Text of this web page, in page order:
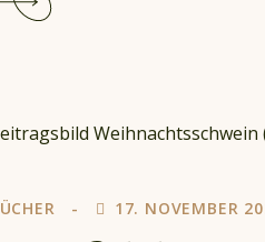
und
der
Weisen:
17. NOVEMBER